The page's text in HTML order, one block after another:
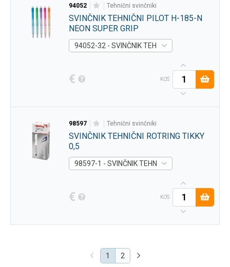
94052 tehnični svinčniki
SVINČNIK TEHNIČNI PILOT H-185-N
NEON SUPER GRIP
94052-32 - SVINČNIK TEHNIČNI PILOT H-185-N
€ KOS
98597 tehnični svinčniki
SVINČNIK TEHNIČNI ROTRING TIKKY
0,5
98597-1 - SVINČNIK TEHNIČNI ROTRING TIKKY
€ KOS
1 (current)
2